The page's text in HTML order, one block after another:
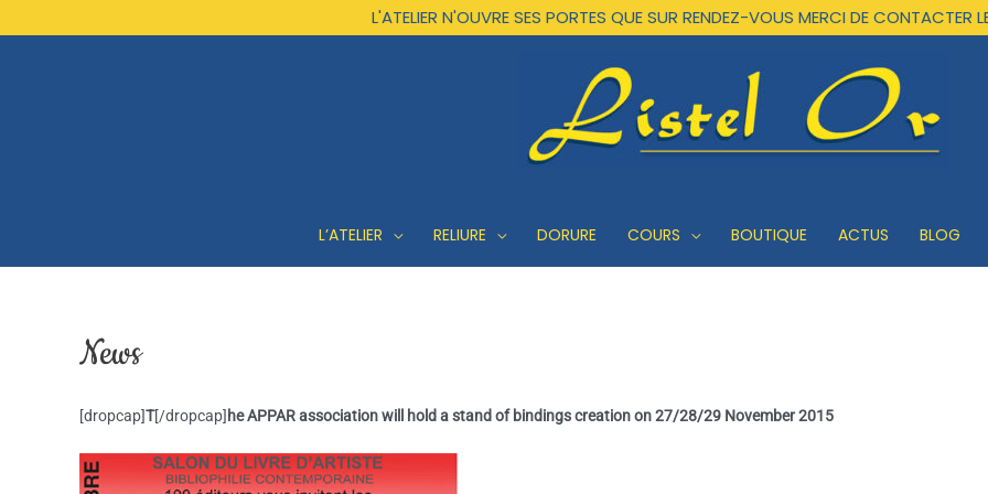
au
L'ATELIER N'OUVRE SES PORTES QUE SUR RENDEZ-VOUS MERCI DE CONTACTER
L’ATELIER RELIURE DORURE COURS BOUTIQUE ACTUS BLOG
News
[dropcap]T[/dropcap]he APPAR association will hold a stand of bindings creation on27/28/29 November 2015